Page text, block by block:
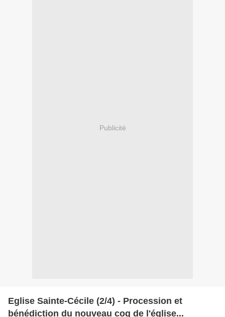
Publicité
Eglise Sainte-Cécile (2/4) - Procession et
bénédiction du nouveau coq de l'église...